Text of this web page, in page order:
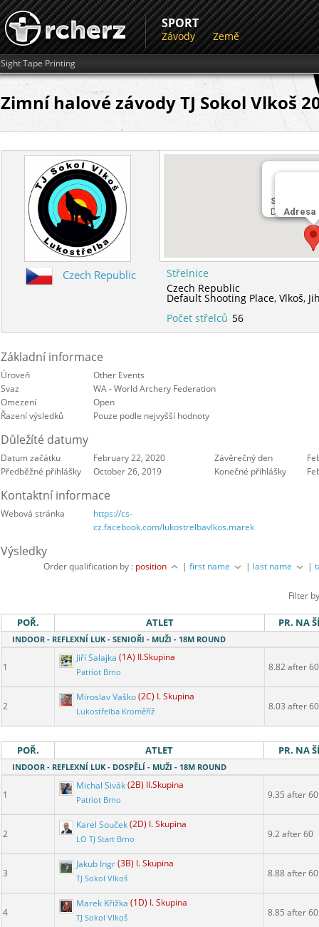
SPORT
Závody Země
Sight Tape Printing
Zimní halové závody TJ Sokol Vlkoš
Adresa
Střelnice
Default
Czech Republic
Střelnice
Czech Republic
Default Shooting Place,Vlkoš,
Počet střelců 56
Základní informace
Úroveň
Other Events
Svaz
WA - World Archery Federation
Omezení
Open
Řazení výsledků
Pouze podle nejvyšší hodnoty
Důležíté datumy
Datum začátku February 22, 2020 Závěrečný den
Předběžné přihlášky
October 26, 2019 Konečné přihlášky
Kontaktní informace
Webová stránka
https://cs-
cz.facebook.com/lukostrelbavlkos.marek
Výsledky
Order qualification by : position |first name | last name |
Filter
POŘ. ATLET PR. NA
INDOOR - REFLEXNÍ LUK - SENIOŘI - MUŽI - 18M ROUND
1
Jiří Salajka (1A) II.Skupina
Patriot Brno 8.82 after 60
2
Miroslav Vaško(2C) I. Skupina
Lukostřelba Kroměříž 8.03 after 60
POŘ. ATLET PR. NA
INDOOR - REFLEXNÍ LUK - DOSPĚLÍ - MUŽI - 18M ROUND
1
Michal Sivák(2B) II.Skupina
Patriot Brno 9.35 after 60
2
Karel Souček(2D) I. Skupina
LO TJ Start Brno 9.2 after 60
3
Jakub Ingr(3B) I. Skupina
TJ Sokol Vlkoš 8.88 after 60
4
Marek Křižka (1D) I. Skupina
TJ Sokol Vlkoš 8.85 after 60